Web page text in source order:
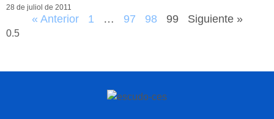
28 de juliol de 2011
« Anterior 1 … 97 98 99 Siguiente »